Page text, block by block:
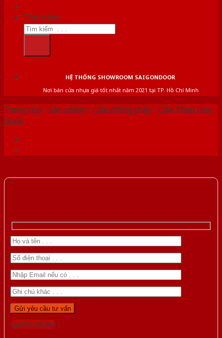
Tìm kiếm:
HỆ THỐNG SHOWROOM SAIGONDOOR
Nơi bán cửa nhựa giá tốt nhất năm 2021 tại TP. Hồ Chí Minh
Trang chủ /Sản phẩm /Cửa chống cháy/Cửa Thép Hàn
Quốc
Gọi 0976.169.864